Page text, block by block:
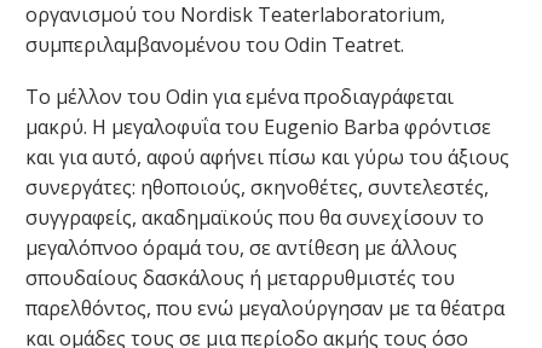
οργανισμού του Nordisk Teaterlaboratorium,
συμπεριλαμβανομένου του Odin Teatret.
Το μέλλον του Odin για εμένα προδιαγράφεται
μακρύ. Η μεγαλοφυΐα του Eugenio Barba φρόντισε
και για αυτό, αφού αφήνει πίσω και γύρω του άξιους
συνεργάτες: ηθοποιούς, σκηνοθέτες, συντελεστές,
συγγραφείς, ακαδημαϊκούς που θα συνεχίσουν το
μεγαλόπνοο όραμά του, σε αντίθεση με άλλους
σπουδαίους δασκάλους ή μεταρρυθμιστές του
παρελθόντος, που ενώ μεγαλούργησαν με τα θέατρα
και ομάδες τους σε μια περίοδο ακμής τους όσο